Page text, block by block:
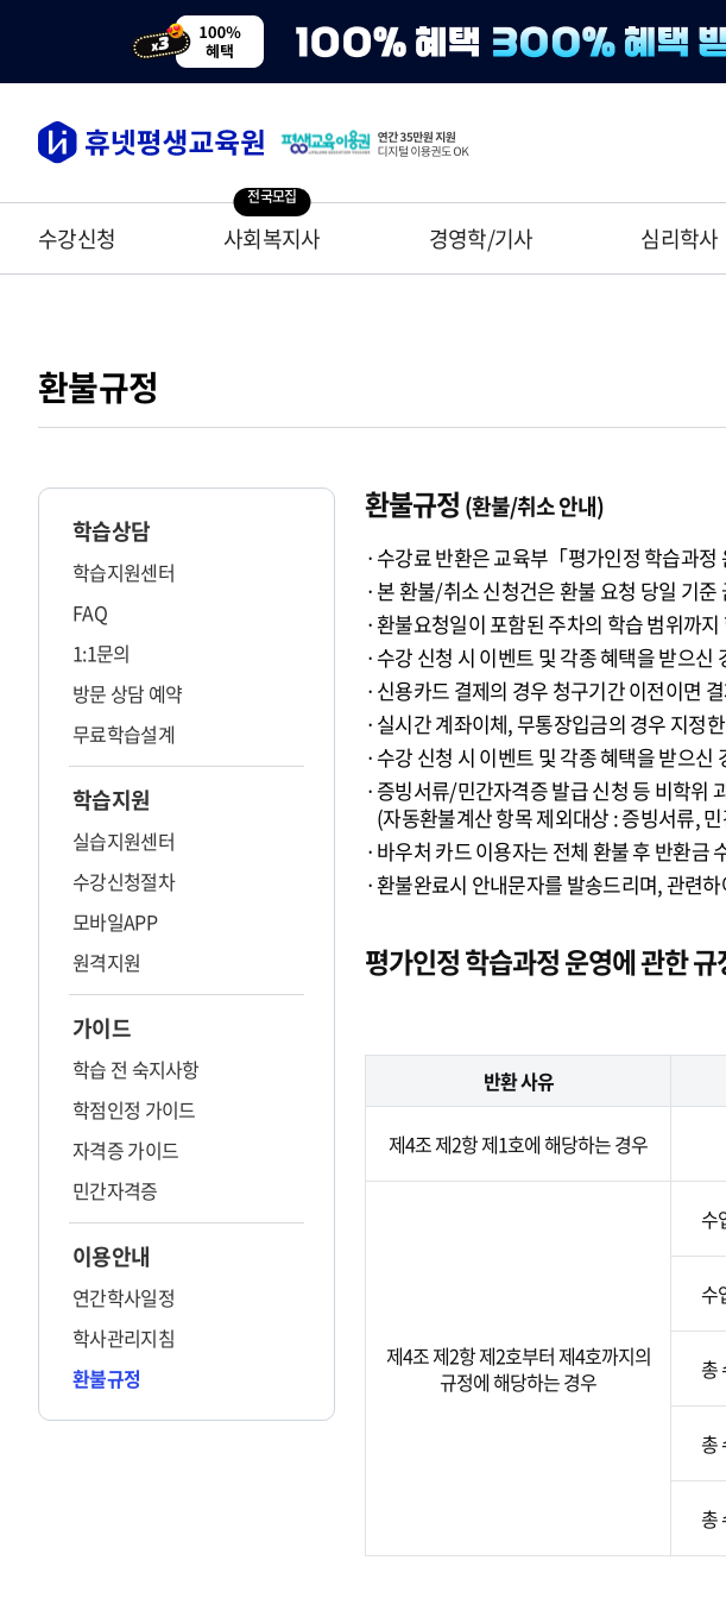
수강신청
전국모집
사회복지사 경영학/기사 심리학사
환불규정
학습상담
학습지원센터
FAQ
1:1문의
방문 상담 예약
무료학습설계
학습지원
실습지원센터
수강신청절차
모바일APP
원격지원
가이드
학습 전 숙지사항
학점인정 가이드
자격증 가이드
민간자격증
이용안내
연간학사일정
학사관리지침
환불규정
환불규정 (환불/취소 안내)
수강료 반환은 교육부「평가인정 학습과
본 환불/취소 신청건은 환불 요청 당일 기
환불요청일이 포함된 주차의 학습 범위까
수강 신청 시 이벤트 및 각종 혜택을 받으
신용카드 결제의 경우 청구기간 이전이면
실시간 계좌이체, 무통장입금의 경우 지정
수강 신청 시 이벤트 및 각종 혜택을 받으
증빙서류/민간자격증 발급 신청 등 비학위
(자동환불계산 항목 제외대상 : 증빙서류,
바우처 카드 이용자는 전체 환불 후 반환금
환불완료시 안내문자를 발송드리며, 관련
평가인정 학습과정 운영에 관한 규
반환 사유
제4조 제2항 제1호에 해당하는 경우
제4조 제2항 제2호부터 제4호까지의
규정에 해당하는 경우
수
수
총
총
총